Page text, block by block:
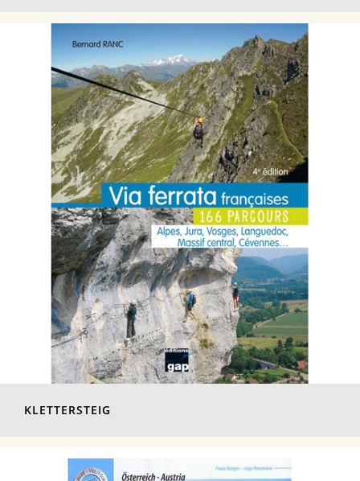
KLETTERSTEIG